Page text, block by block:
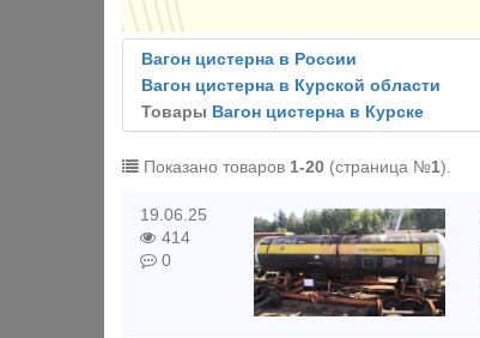
Вагон цистерна в России
Вагон цистерна в Курской области
Товары Вагон цистерна в Курске
Показано товаров 1-20 (страница №1).
19.06.25
414
0